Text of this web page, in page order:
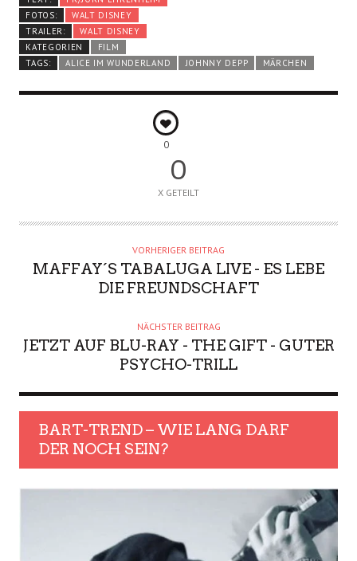
FOTOS:
WALT DISNEY
TRAILER:
WALT DISNEY
KATEGORIEN
FILM
TAGS:
ALICE IM WUNDERLAND JOHNNY DEPP MÄRCHEN
0
0
X GETEILT
VORHERIGER BEITRAG
MAFFAY´S TABALUGA LIVE - ES LEBE
DIE FREUNDSCHAFT
NÄCHSTER BEITRAG
JETZT AUF BLU-RAY - THE GIFT - GUTER
PSYCHO-TRILL
BART-TREND – WIE LANG DARF
DER NOCH SEIN?